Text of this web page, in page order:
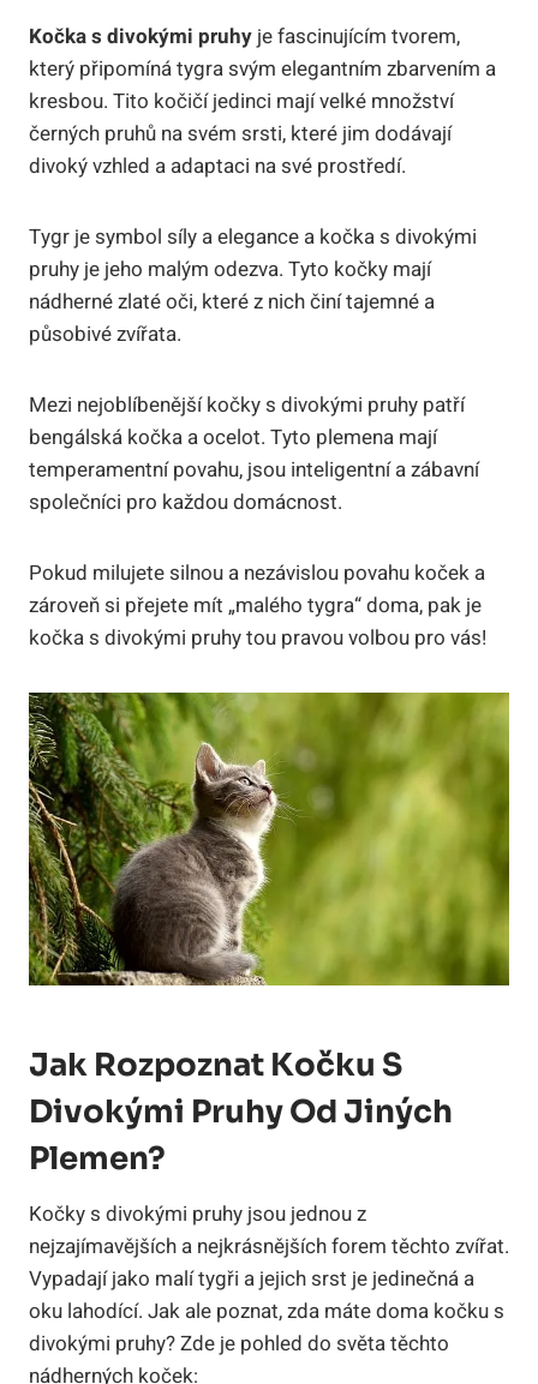
Kočka s divokými pruhy je fascinujícím tvorem,
který připomíná tygra svým elegantním zbarvením a
kresbou. Tito kočičí jedinci mají velké množství
černých pruhů na svém srsti, které jim dodávají
divoký vzhled a adaptaci na své prostředí.
Tygr je symbol síly a elegance a kočka s divokými
pruhy je jeho malým odezva. Tyto kočky mají
nádherné zlaté oči, které z nich činí tajemné a
působivé zvířata.
Mezi nejoblíbenější kočky s divokými pruhy patří
bengálská kočka a ocelot. Tyto plemena mají
temperamentní povahu, jsou inteligentní a zábavní
společníci pro každou domácnost.
Pokud milujete silnou a nezávislou povahu koček a
zároveň si přejete mít „malého tygra“ doma, pak je
kočka s divokými pruhy tou pravou volbou pro vás!
Jak Rozpoznat Kočku S
Divokými Pruhy Od Jiných
Plemen?
Kočky s divokými pruhy jsou jednou z
nejzajímavějších a nejkrásnějších forem těchto zvířat.
Vypadají jako malí tygři a jejich srst je jedinečná a
oku lahodící. Jak ale poznat, zda máte doma kočku s
divokými pruhy? Zde je pohled do světa těchto
nádherných koček: